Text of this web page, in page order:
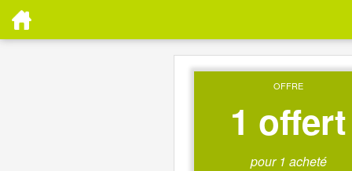
OFFRE
1 offert
pour 1 acheté